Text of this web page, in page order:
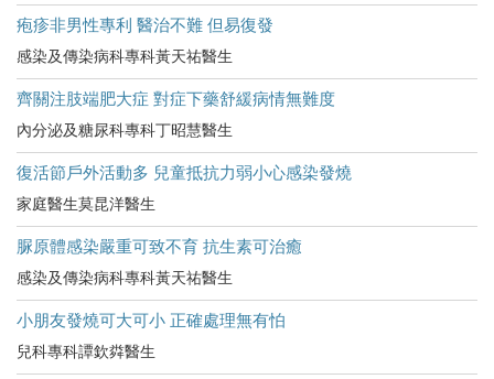
疱疹非男性專利 醫治不難 但易復發
感染及傳染病科專科黃天祐醫生
齊關注肢端肥大症 對症下藥舒緩病情無難度
內分泌及糖尿科專科丁昭慧醫生
復活節戶外活動多 兒童抵抗力弱小心感染發燒
家庭醫生莫昆洋醫生
脲原體感染嚴重可致不育 抗生素可治癒
感染及傳染病科專科黃天祐醫生
小朋友發燒可大可小 正確處理無有怕
兒科專科譚欽粦醫生